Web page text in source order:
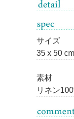
サイズ
35 x 50 cm
素材
リネン